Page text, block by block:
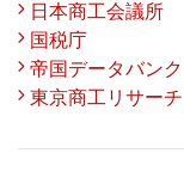
日本商工会議所
国税庁
帝国データバンク
東京商工リサーチ